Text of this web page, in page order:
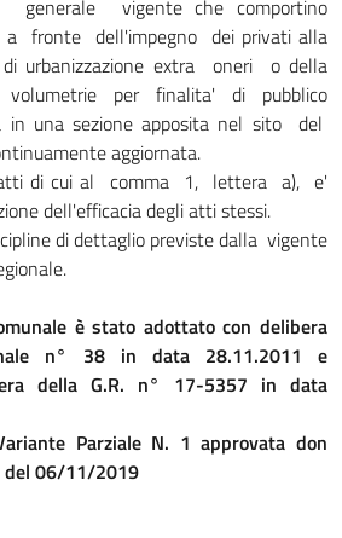
generale vigente che comportino
a fronte dell'impegno dei privati alla
di urbanizzazione extra oneri o della
per finalita' di pubblico
in una sezione apposita nel sito del
aggiornata.
atti di cui al comma 1, lettera a), e'
dell'efficacia degli atti stessi.
di dettaglio previste dalla vigente
è stato adottato con delibera
n° 38 in data 28.11.2011 e
della G.R. n° 17-5357 in data
Parziale N. 1 approvata don
del 06/11/2019